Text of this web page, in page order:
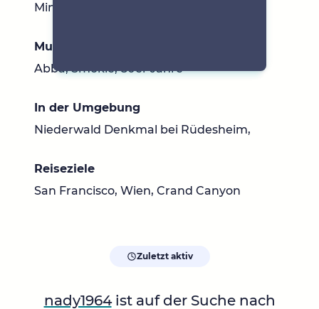
Minds
Musik
Abba, Smokie, 80er Jahre
In der Umgebung
Niederwald Denkmal bei Rüdesheim,
Reiseziele
San Francisco, Wien, Crand Canyon
Zuletzt aktiv
nady1964ist auf der Suche nach